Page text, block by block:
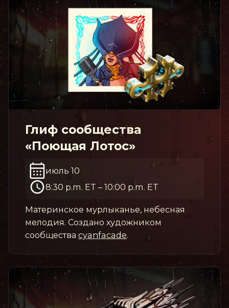
Глиф сообщества
«Поющая Лотос»
июль 10
8:30 p.m. ET – 10:00 p.m. ET
Материнское мурлыканье, небесная
мелодия. Создано художником
сообщества cyanfacade.